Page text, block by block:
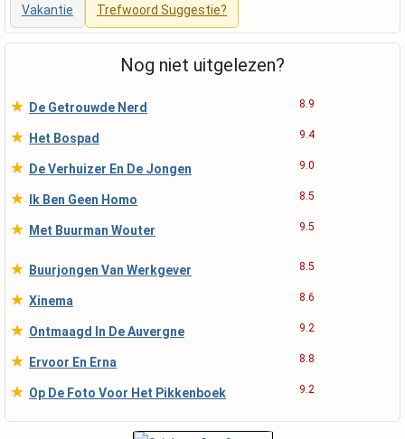
Vakantie Trefwoord Suggestie?
Nog niet uitgelezen?
★ De Getrouwde Nerd 8.9
★ Het Bospad 9.4
★ De Verhuizer En De Jongen 9.0
★ Ik Ben Geen Homo 8.5
★ Met Buurman Wouter 9.5
★ Buurjongen Van Werkgever 8.5
★ Xinema 8.6
★ Ontmaagd In De Auvergne 9.2
★ Ervoor En Erna 8.8
★ Op De Foto Voor Het Pikkenboek 9.2